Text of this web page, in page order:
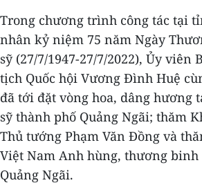
Trong chương trình công tác tại
nhân kỷ niệm 75 năm Ngày
sỹ (27/7/1947-27/7/2022), Ủy viên
tịch Quốc hội Vương Đình Huệ
đã tới đặt vòng hoa, dâng hương
sỹ thành phố Quảng Ngãi; thăm
Thủ tướng Phạm Văn Đồng và
Việt Nam Anh hùng, thương
Quảng Ngãi.